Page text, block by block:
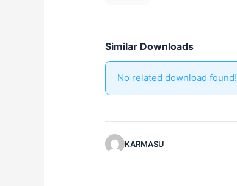
Similar Downloads
No related download found!
KARMASU